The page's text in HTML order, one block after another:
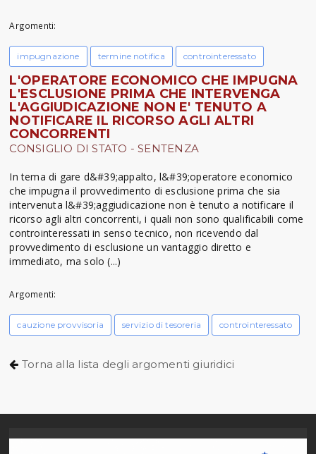
Argomenti:
impugnazione termine notifica controinteressato
L'OPERATORE ECONOMICO CHE IMPUGNA
L'ESCLUSIONE PRIMA CHE INTERVENGA
L'AGGIUDICAZIONE NON E' TENUTO A
NOTIFICARE IL RICORSO AGLI ALTRI
CONCORRENTI
CONSIGLIO DI STATO - SENTENZA
In tema di gare d&#39;appalto, l&#39;operatore economico
che impugna il provvedimento di esclusione prima che sia
intervenuta l&#39;aggiudicazione non è tenuto a notificare il
ricorso agli altri concorrenti, i quali non sono qualificabili come
controinteressati in senso tecnico, non ricevendo dal
provvedimento di esclusione un vantaggio diretto e
immediato, ma solo (...)
Argomenti:
cauzione provvisoria servizio di tesoreria controinteressato
Torna alla lista degli argomenti giuridici